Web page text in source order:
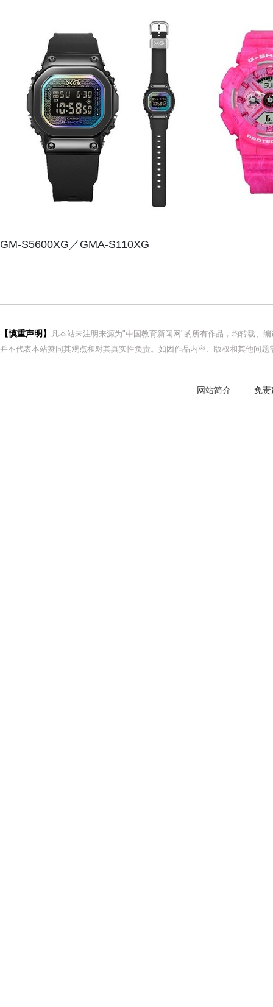
GM-S5600XG／GMA-S110XG
【慎重声明】
凡本站未注明来源为"中国教育新闻网"的所有作品，均转载、
并不代表本站赞同其观点和对其真实性负责。如因作品内容、版权和其他问
网站简介 免责